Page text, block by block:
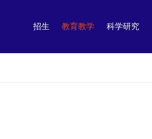
招生 教育教学 科学研究